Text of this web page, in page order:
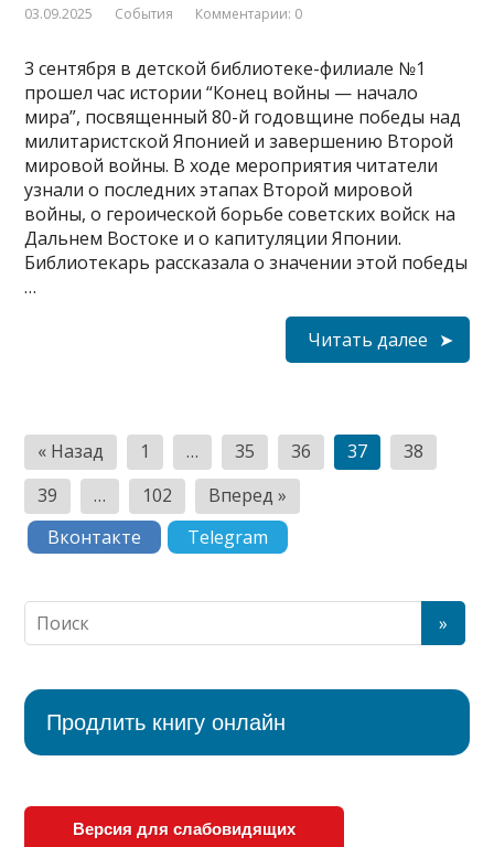
03.09.2025 События Комментарии: 0
3 сентября в детской библиотеке-филиале №1
прошел час истории “Конец войны — начало
мира”, посвященный 80-й годовщине победы над
милитаристской Японией и завершению Второй
мировой войны. В ходе мероприятия читатели
узнали о последних этапах Второй мировой
войны, о героической борьбе советских войск на
Дальнем Востоке и о капитуляции Японии.
Библиотекарь рассказала о значении этой победы
…
Читать далее
Н
а
в
и
г
а
и
я
о
« Назад 1 … 35 36 37
38
39
… 102
Вперед »
Вконтакте
Telegram
Продлить книгу онлайн
Версия для слабовидящих